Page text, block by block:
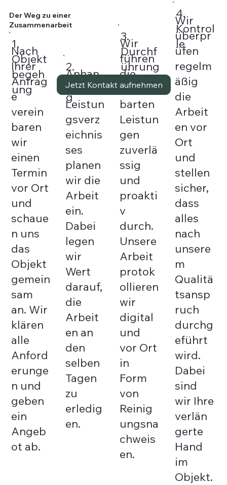
Der Weg zu einer
Zusammenarbeit
1.
Objekt
begeh
ung
Nach
Ihrer
Anfrag
e
verein
baren
wir
einen
Termin
vor Ort
und
schaue
n uns
das
Objekt
gemein
sam
an. Wir
klären
alle
Anford
erunge
n und
geben
ein
Angeb
ot ab.
2.
Planun
g
Anhan
d Ihres
Leistun
gsverz
eichnis
ses
planen
wir die
Arbeit
ein.
Dabei
legen
wir
Wert
darauf,
die
Arbeit
en an
den
selben
Tagen
zu
erledig
en.
3.
Durchf
ührung
Wir
führen
die
verein
barten
Leistun
gen
zuverlä
ssig
und
proakti
v
durch.
Unsere
Arbeit
protok
ollieren
wir
digital
und
vor Ort
in
Form
von
Reinig
ungsna
chweis
en.
4.
Kontrol
le
Wir
überpr
üfen
regelm
äßig
die
Arbeit
en vor
Ort
und
stellen
sicher,
dass
alles
nach
unsere
m
Qualitä
tsansp
ruch
durchg
eführt
wird.
Dabei
sind
wir Ihre
verlän
gerte
Hand
im
Objekt.
Jetzt Kontakt aufnehmen